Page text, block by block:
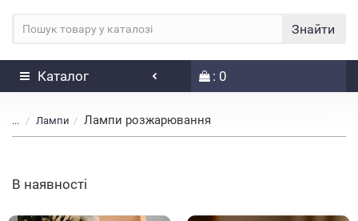
Знайти
Каталог : 0
... Лампи Лампи розжарювання
В наявності